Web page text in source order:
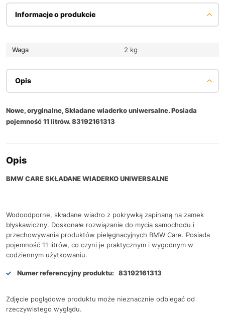
Informacje o produkcie
Waga 2 kg
Opis
Nowe, oryginalne, Składane wiaderko uniwersalne. Posiada
pojemność 11 litrów. 83192161313
Opis
BMW CARE SKŁADANE WIADERKO UNIWERSALNE
Wodoodporne, składane wiadro z pokrywką zapinaną na zamek
błyskawiczny. Doskonałe rozwiązanie do mycia samochodu i
przechowywania produktów pielęgnacyjnych BMW Care. Posiada
pojemność 11 litrów, co czyni je praktycznym i wygodnym w
codziennym użytkowaniu.
Numer referencyjny produktu: 83192161313
Zdjęcie poglądowe produktu może nieznacznie odbiegać od
rzeczywistego wyglądu.